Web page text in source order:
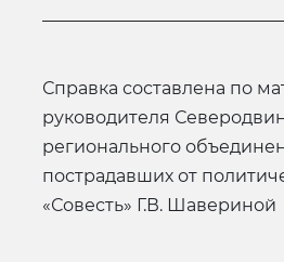
справка составлена по материалам
руководителя
регионального
пострадавших от
«Совесть» Г.В. Шавериной